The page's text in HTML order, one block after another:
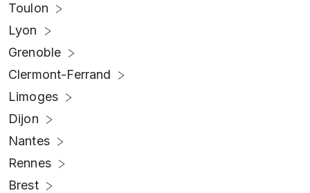
Toulon
Lyon
Grenoble
Clermont-Ferrand
Limoges
Dijon
Nantes
Rennes
Brest